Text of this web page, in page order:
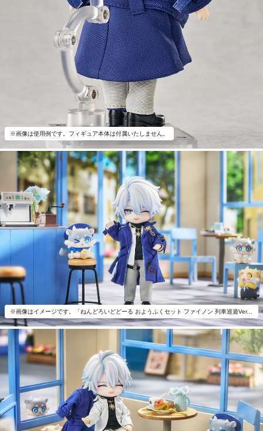
※画像は使用例です。フィギュア本体は付属いたしません。
※画像はイメージです。「ねんどろいどどーる おようふくセット ファイノン 列車巡遊Ver. 」以外は付属いたしません。